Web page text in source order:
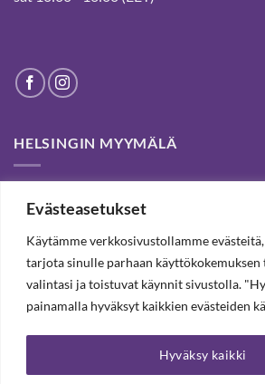
Evästeasetukset
Käytämme verkkosivustollamme
tarjota sinulle parhaan
valintasi ja toistuvat käynnit sivustolla.
painamalla hyväksyt kaikkien evästeiden
Hyväksy kaikki
HELSINGIN MYYMÄLÄ
customers for passed years and
shop and webstore.
TILAA UUTISKIRJE, SAAT 20%
TILAA UUTISKIRJEEMME